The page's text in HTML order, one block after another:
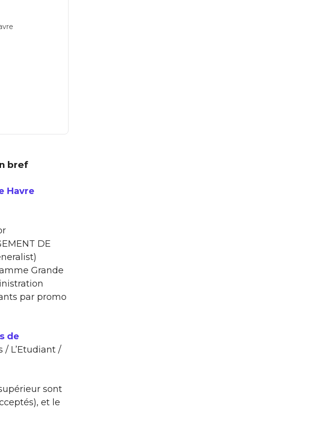
bref
Havre
DE
Grande
par promo
de
/ L’Etudiant /
sont
et le